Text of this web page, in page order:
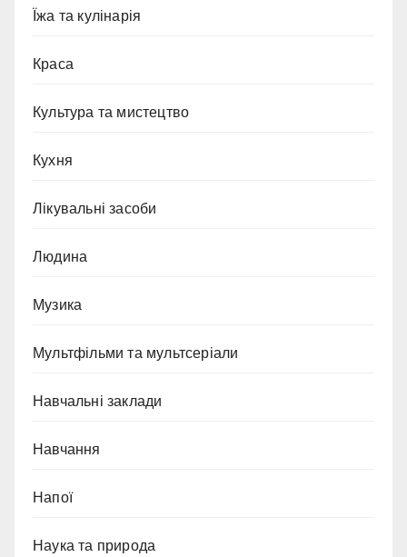
Їжа та кулінарія
Краса
Культура та мистецтво
Кухня
Лікувальні засоби
Людина
Музика
Мультфільми та мультсеріали
Навчальні заклади
Навчання
Напої
Наука та природа